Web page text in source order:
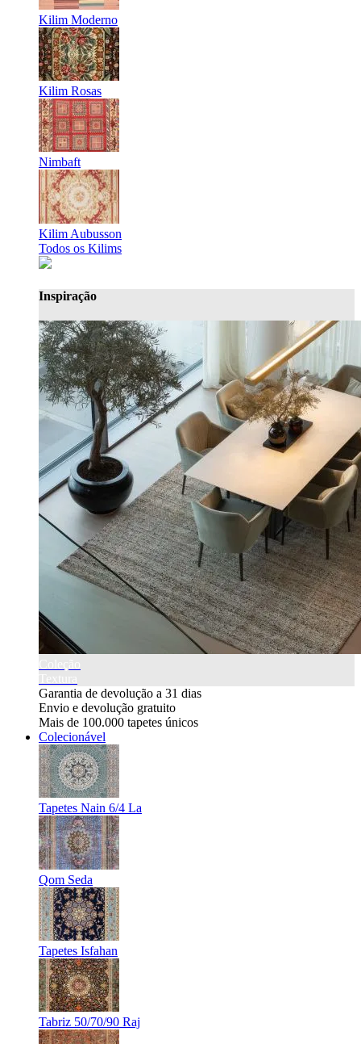
Kilim Moderno
Kilim Rosas
Nimbaft
Kilim Aubusson
Todos os Kilims
Inspiração
Garantia de devolução a 31 dias
Envio e devolução gratuito
Mais de 100.000 tapetes únicos
Colecionável
Tapetes Nain 6/4 La
Qom Seda
Tapetes Isfahan
Tabriz 50/70/90 Raj